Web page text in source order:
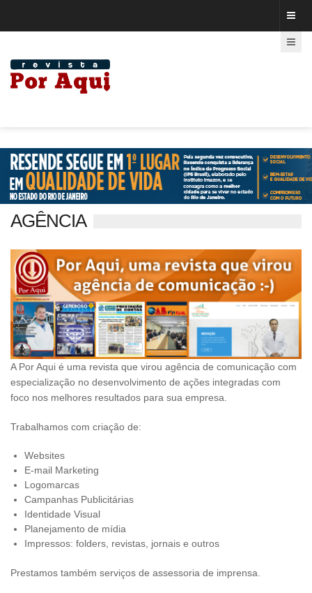
AGÊNCIA
A Por Aqui é uma revista que virou agência de comunicação com
especialização no desenvolvimento de ações integradas com
foco nos melhores resultados para sua empresa.
Trabalhamos com criação de:
Websites
E-mail Marketing
Logomarcas
Campanhas Publicitárias
Identidade Visual
Planejamento de mídia
Impressos: folders, revistas, jornais e outros
Prestamos também serviços de assessoria de imprensa.